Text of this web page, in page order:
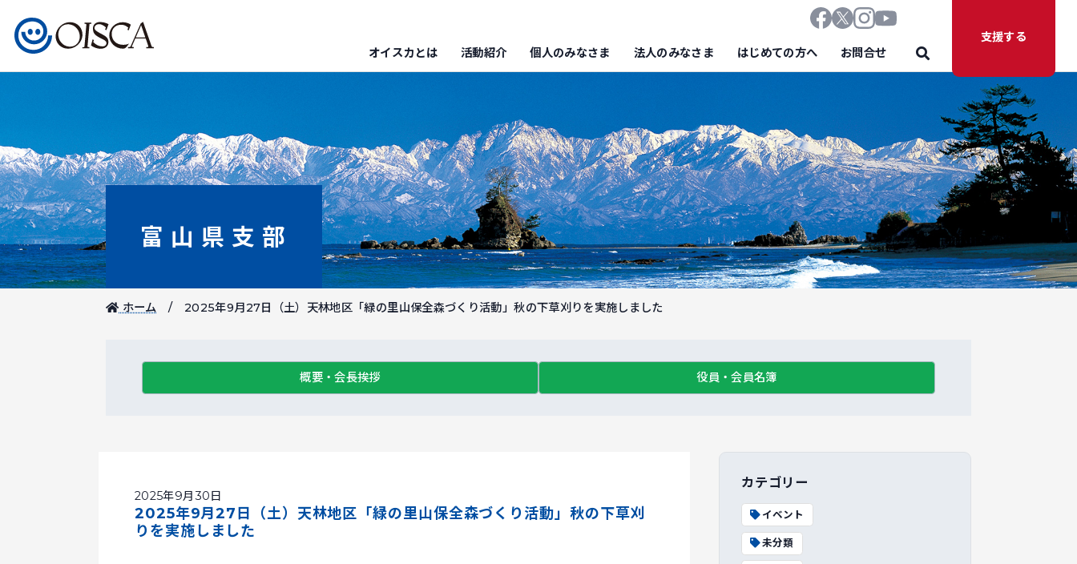
オイスカとは 活動紹介 個人のみなさま 法人のみなさま はじめての方へ お問合せ
支援する
富山県支部
ホーム 2025年9月27日（土）天林地区「緑の里山保全森づくり活動」秋の下草刈りを実施しました
概要・会長挨拶 役員・会員名簿
2025年9月30日
2025年9月27日（土）天林地区「緑の里山保全森づくり活動」秋の下草刈
りを実施しました
カテゴリー
イベント
未分類